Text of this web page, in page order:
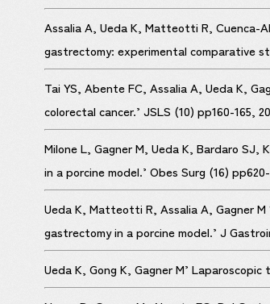
Assalia A, Ueda K, Matteotti R, Cuenca-
gastrectomy: experimental comparative
Tai YS, Abente FC, Assalia A, Ueda K,
colorectal cancer.’ JSLS (10) pp160-165,
Milone L, Gagner M, Ueda K, Bardaro
in a porcine model.’ Obes Surg (16)
Ueda K, Matteotti R, Assalia A, Gagner
gastrectomy in a porcine model.’ J
Ueda K, Gong K, Gagner M’